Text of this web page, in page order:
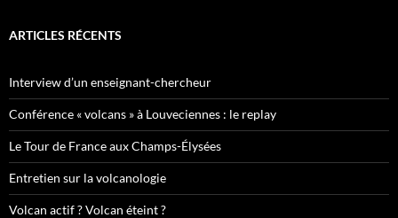
ARTICLES RÉCENTS
Interview d’un enseignant-chercheur
Conférence « volcans » à Louveciennes : le replay
Le Tour de France aux Champs-Élysées
Entretien sur la volcanologie
Volcan actif ? Volcan éteint ?